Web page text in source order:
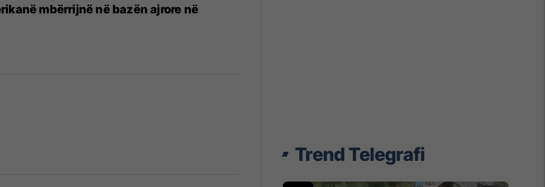
mbërrijnë në bazën ajrore në
Trend Telegrafi